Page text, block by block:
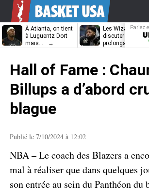
À Atlanta, on tient
à Luguentz Dort
mais…
Les Wizards vont
discuter
prolongation
Pariez
Unibet
Hall of Fame :
Billups a d’abord
blague
Publié le 7/10/2024 à 12:02
NBA – Le coach des Blazers a
mal à réaliser que dans quelques
son entrée au sein du Panthéon du